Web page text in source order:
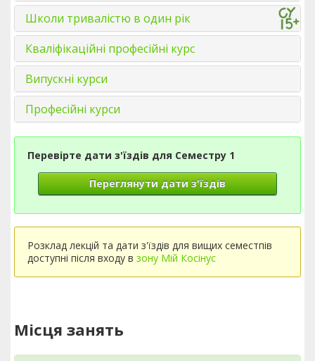
Школи тривалістю в один рік
Кваліфікаційні професійні курс
Випускні курси
Професійні курси
Перевірте дати з'їздів для Семестру 1
Переглянути дати з'їздів
Розклад лекцій та дати з'їздів для вищих семестпів
доступні після входу в зону Мій Косінус
Місця занять